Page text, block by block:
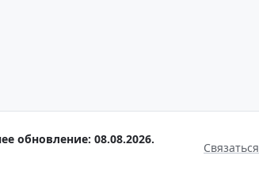
обновление: 08.08.2026.
Связаться